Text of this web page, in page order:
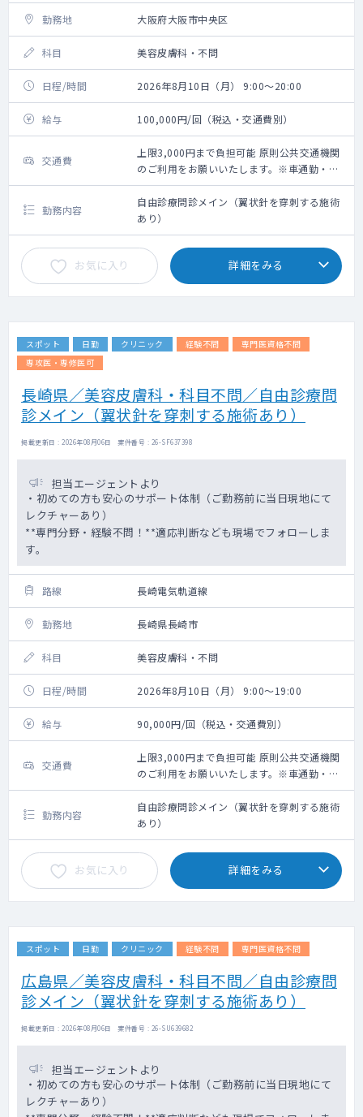
勤務地 大阪府大阪市中央区
科目 美容皮膚科・不問
日程/時間 2026年8月10日（月） 9:00～20:00
給与 100,000円/回（税込・交通費別）
交通費
上限3,000円まで負担可能 原則公共交通機関
のご利用をお願いいたします。※車通勤・タ
クシー利用要相談
勤務内容
自由診療問診メイン（翼状針を穿刺する施術
あり）
お気に入り 詳細をみる
スポット 日勤 クリニック 経験不問
専門医資格不問
専攻医・専修医可
長崎県／美容皮膚科・科目不問／自由診療問
診メイン（翼状針を穿刺する施術あり）
掲載更新日 : 2026年08月06日 案件番号 : 26-SF637398
担当エージェントより
・初めての方も安心のサポート体制（ご勤務前に当日現地にて
レクチャーあり）
**専門分野・経験不問！**適応判断なども現場でフォローしま
す。
路線 長崎電気軌道線
勤務地 長崎県長崎市
科目 美容皮膚科・不問
日程/時間 2026年8月10日（月） 9:00～19:00
給与 90,000円/回（税込・交通費別）
交通費
上限3,000円まで負担可能 原則公共交通機関
のご利用をお願いいたします。※車通勤・タ
クシー利用要相談
勤務内容
自由診療問診メイン（翼状針を穿刺する施術
あり）
お気に入り 詳細をみる
スポット 日勤 クリニック 経験不問 専門医資格不問
広島県／美容皮膚科・科目不問／自由診療問
診メイン（翼状針を穿刺する施術あり）
掲載更新日 : 2026年08月06日 案件番号 : 26-SU639682
担当エージェントより
・初めての方も安心のサポート体制（ご勤務前に当日現地にて
レクチャーあり）